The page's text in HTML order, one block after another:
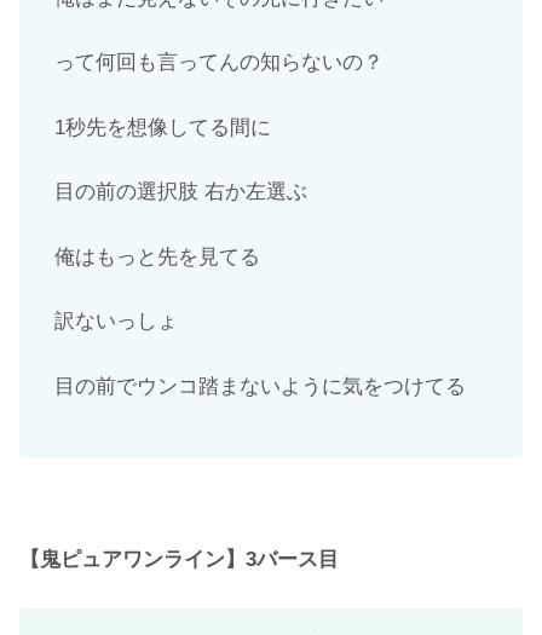
って何回も言ってんの知らないの？
1秒先を想像してる間に
目の前の選択肢 右か左選ぶ
俺はもっと先を見てる
訳ないっしょ
目の前でウンコ踏まないように気をつけてる
【鬼ピュアワンライン】3バース目